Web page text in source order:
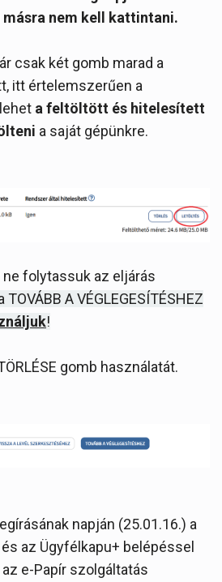
nem kell kattintani.
csak két gomb marad a
itt értelemszerűen a
a feltöltött és hitelesített
a saját gépünkre.
folytassuk az eljárás
TOVÁBB A VÉGLEGESÍTÉSHEZ
!
gomb használatát.
napján (25.01.16.) a
az Ügyfélkapu+ belépéssel
e-Papír szolgáltatás